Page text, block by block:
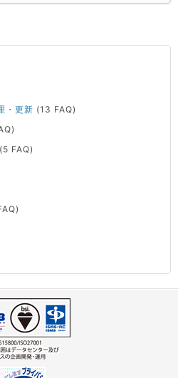
・更新 (13 FAQ)
(5 FAQ)